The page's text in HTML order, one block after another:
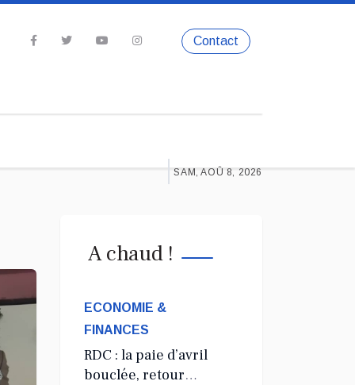
Contact
SAM, AOÛ 8, 2026
A chaud !
ECONOMIE &
FINANCES
RDC : la paie d’avril
bouclée, retour